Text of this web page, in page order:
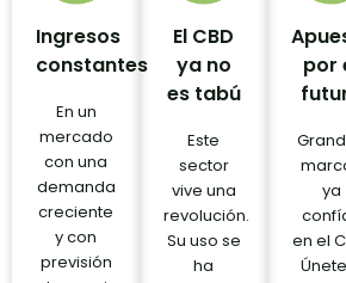
Ingresos
constantes
En un
mercado
con una
demanda
creciente
y con
previsión
El CBD
ya no
es tabú
Este
sector
vive una
revolución.
Su uso se
ha
por
ya
en el